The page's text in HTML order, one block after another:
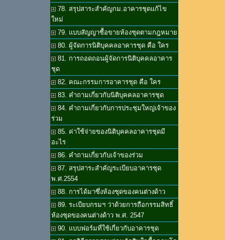
78. สรุปสาระสำคัญกม.อาคารชุดแก้ไข
ใหม่
79. แบบสัญญาซื้อขายห้องชุดตามกฎหมาย
80. ผู้จัดการนิติบุคคลอาคารชุด คือ ใคร
81. การถอดถอนผู้จัดการนิติบุคคลอาคาร
ชุด
82. คณะกรรมการอาคารชุด คือ ใคร
83. คำถามเกี่ยวกับนิติบุคคลอาคารชุด
84. คำถามเกี่ยวกับการประชุมใหญ่เจ้าของ
ร่วม
85. ค่าใช้จ่ายของนิติบุคคลอาคารชุดมี
อะไร
86. คำถามเกี่ยวกับเจ้าของร่วม
87. สรุปสาระสำคัญระเบียบอาคารชุด
พ.ศ.2554
88. การได้มาซึ่งห้องชุดของคนต่างด้าว
89. ระเบียบกรมฯ ว่าด้วยการถือกรรมสิทธิ์
ห้องชุดของคนต่างด้าว พ.ศ. 2547
90. แบบฟอร์มที่ใช้เกี่ยวกับอาคารชุด